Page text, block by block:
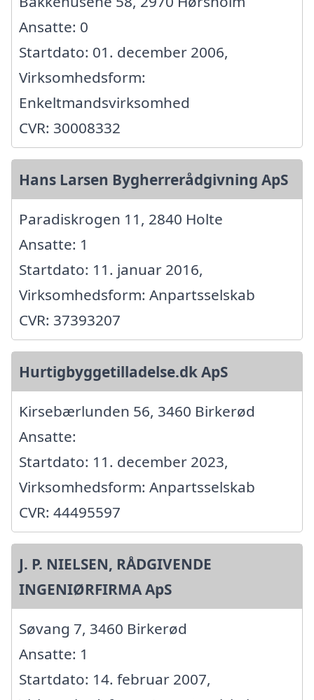
Ansatte: 0
Startdato: 01. december 2006,
Virksomhedsform:
Enkeltmandsvirksomhed
CVR: 30008332
Hans Larsen Bygherrerådgivning ApS
Paradiskrogen 11, 2840 Holte
Ansatte: 1
Startdato: 11. januar 2016,
Virksomhedsform: Anpartsselskab
CVR: 37393207
Hurtigbyggetilladelse.dk ApS
Kirsebærlunden 56, 3460 Birkerød
Ansatte:
Startdato: 11. december 2023,
Virksomhedsform: Anpartsselskab
CVR: 44495597
J. P. NIELSEN, RÅDGIVENDE
INGENIØRFIRMA ApS
Søvang 7, 3460 Birkerød
Ansatte: 1
Startdato: 14. februar 2007,